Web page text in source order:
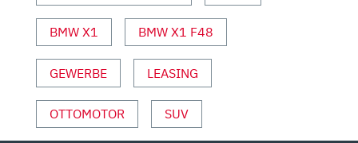
VON
YOUTUBE
ANZEIGEN
BMW X1 BMW X1 F48
GEWERBE LEASING
OTTOMOTOR SUV